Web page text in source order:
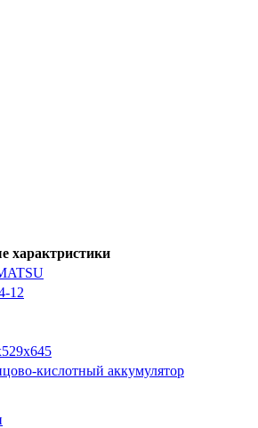
характристики
12
кислотный аккумулятор